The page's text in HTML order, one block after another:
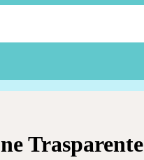
Trasparente